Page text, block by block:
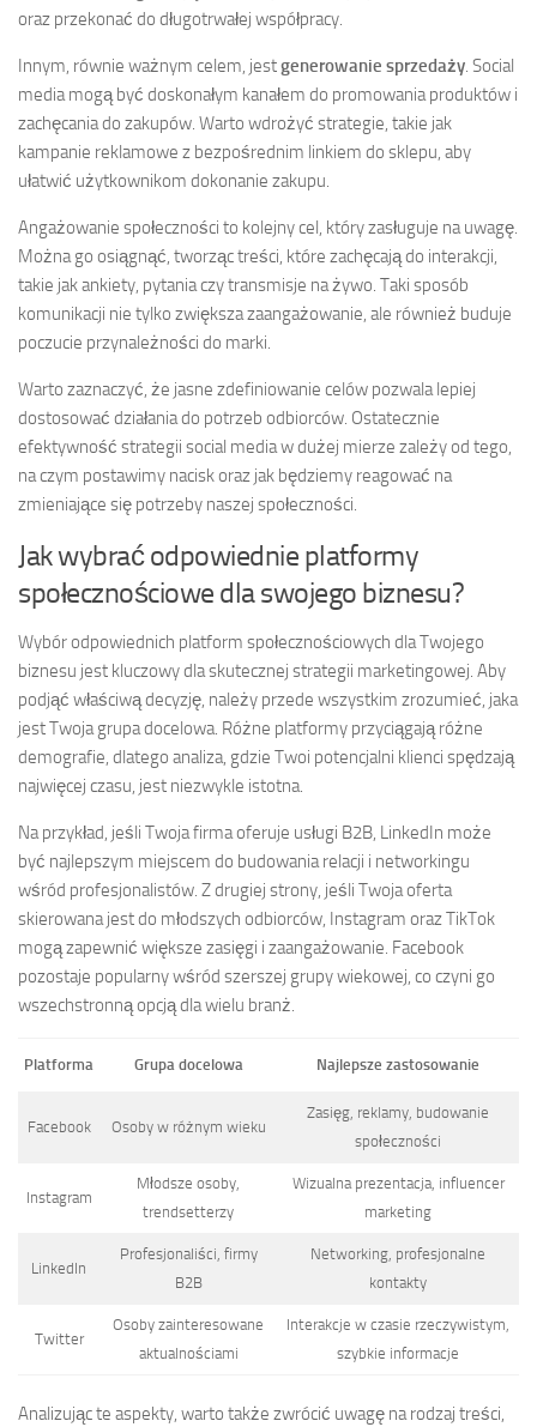
oraz przekonać do długotrwałej współpracy.
Innym, równie ważnym celem, jestgenerowanie sprzedaży. Social
media mogą być doskonałym kanałem do promowania produktów i
zachęcania do zakupów. Warto wdrożyć strategie, takie jak
kampanie reklamowe z bezpośrednim linkiem do sklepu, aby
ułatwić użytkownikom dokonanie zakupu.
Angażowanie społeczności to kolejny cel, który zasługuje na uwagę.
Można go osiągnąć, tworząc treści, które zachęcają do interakcji,
takie jak ankiety, pytania czy transmisje na żywo. Taki sposób
komunikacji nie tylko zwiększa zaangażowanie, ale również buduje
poczucie przynależności do marki.
Warto zaznaczyć, że jasne zdefiniowanie celów pozwala lepiej
dostosować działania do potrzeb odbiorców. Ostatecznie
efektywność strategii social media w dużej mierze zależy od tego,
na czym postawimy nacisk oraz jak będziemy reagować na
zmieniające się potrzeby naszej społeczności.
Jak wybrać odpowiednie platformy
społecznościowe dla swojego biznesu?
Wybór odpowiednich platform społecznościowych dla Twojego
biznesu jest kluczowy dla skutecznej strategii marketingowej. Aby
podjąć właściwą decyzję, należy przede wszystkim zrozumieć, jaka
jest Twoja grupa docelowa. Różne platformy przyciągają różne
demografie, dlatego analiza, gdzie Twoi potencjalni klienci spędzają
najwięcej czasu, jest niezwykle istotna.
Na przykład, jeśli Twoja firma oferuje usługi B2B, LinkedIn może
być najlepszym miejscem do budowania relacji i networkingu
wśród profesjonalistów. Z drugiej strony, jeśli Twoja oferta
skierowana jest do młodszych odbiorców, Instagram oraz TikTok
mogą zapewnić większe zasięgi i zaangażowanie. Facebook
pozostaje popularny wśród szerszej grupy wiekowej, co czyni go
wszechstronną opcją dla wielu branż.
Platforma Grupa docelowa Najlepsze zastosowanie
Facebook Osoby w różnym wieku
Zasięg, reklamy, budowanie
społeczności
Instagram
Młodsze osoby,
trendsetterzy
Wizualna prezentacja, influencer
marketing
LinkedIn
Profesjonaliści, firmy
B2B
Networking, profesjonalne
kontakty
Twitter
Osoby zainteresowane
aktualnościami
Interakcje w czasie rzeczywistym,
szybkie informacje
Analizując te aspekty, warto także zwrócić uwagę na rodzaj treści,